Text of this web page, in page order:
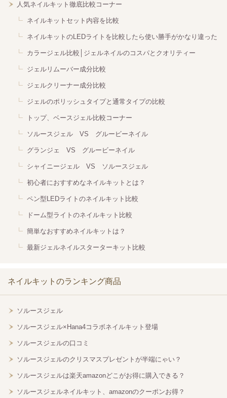
人気ネイルキット徹底比較コーナー
ネイルキットセット内容を比較
ネイルキットのLEDライトを比較したら使い勝手がかなり違った
カラージェル比較│ジェルネイルのコスパとクオリティー
ジェルリムーバー成分比較
ジェルクリーナー成分比較
ジェルのポリッシュタイプと通常タイプの比較
トップ、ベースジェル比較コーナー
ソルースジェル VS グルービーネイル
グランジェ VS グルービーネイル
シャイニージェル VS ソルースジェル
初心者におすすめなネイルキットとは？
ペン型LEDライトのネイルキット比較
ドーム型ライトのネイルキット比較
簡単なおすすめネイルキットは？
最新ジェルネイルスターターキット比較
ネイルキットのランキング商品
ソルースジェル
ソルースジェル×Hana4コラボネイルキット登場
ソルースジェルの口コミ
ソルースジェルのクリスマスプレゼントが半端にゃい？
ソルースジェルは楽天amazonどこがお得に購入できる？
ソルースジェルネイルキット、amazonのクーポンお得？